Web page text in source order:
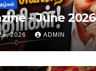
– June 2026
2026 ADMIN